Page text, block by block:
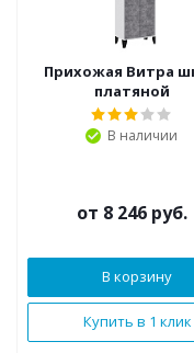
Прихожая Витра
платяной
В наличии
от 8 246 руб.
В корзину
Купить в 1 клик